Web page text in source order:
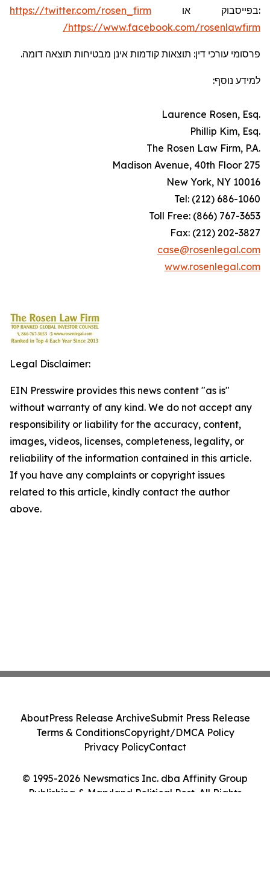
https://twitter.com/rosen_firm או בפייסבוק:
https://www.facebook.com/rosenlawfirm/
פרסומי עורכי דין: תוצאות קודמות אינן מבטיחות תוצאה דומה.
למידע נוסף:
.Laurence Rosen, Esq
.Phillip Kim, Esq
.The Rosen Law Firm, P.A
275 Madison Avenue, 40th Floor
New York, NY 10016
Tel: (212) 686-1060
Toll Free: (866) 767-3653
Fax: (212) 202-3827
case@rosenlegal.com
www.rosenlegal.com
Legal Disclaimer:
EIN Presswire provides this news content "as is"
without warranty of any kind. We do not accept any
responsibility or liability for the accuracy, content,
images, videos, licenses, completeness, legality, or
reliability of the information contained in this article.
If you have any complaints or copyright issues
related to this article, kindly contact the author
above.
© 1995-2026 Newsmatics Inc. dba Affinity Group
Publishing & Maryland Political Post. All Rights
AboutPress Release ArchiveSubmit Press Release
Terms & ConditionsCopyright/DMCA Policy
Privacy PolicyContact